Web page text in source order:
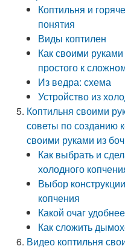
Коптильня и
понятия
Виды коптилен
Как своими
простого к
Из ведра: схема
Устройство из
Коптильня своими
советы по созданию
своими руками из
Как выбрать и
холодного
Выбор
копчения
Какой очаг
Как сложить
Видео коптильня